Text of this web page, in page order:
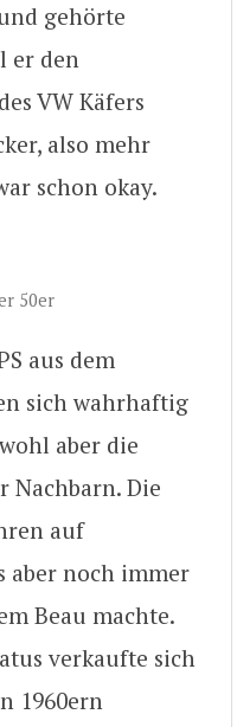
gehörte
er den
VW Käfers
also mehr
schon okay.
50er
aus dem
sich wahrhaftig
aber die
Nachbarn. Die
auf
aber noch immer
Beau machte.
verkaufte sich
1960ern